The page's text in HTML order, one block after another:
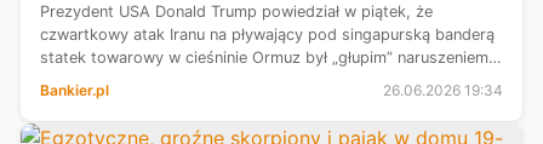
Prezydent USA Donald Trump powiedział w piątek, że
czwartkowy atak Iranu na pływający pod singapurską banderą
statek towarowy w cieśninie Ormuz był „głupim” naruszeniem
przechwyciły trzy z co...
Bankier.pl 26.06.2026 19:34